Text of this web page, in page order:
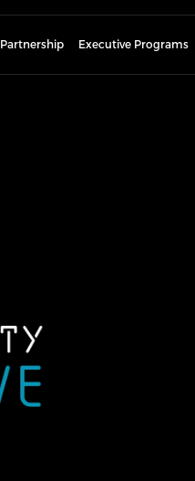
Partnership Executive Programs